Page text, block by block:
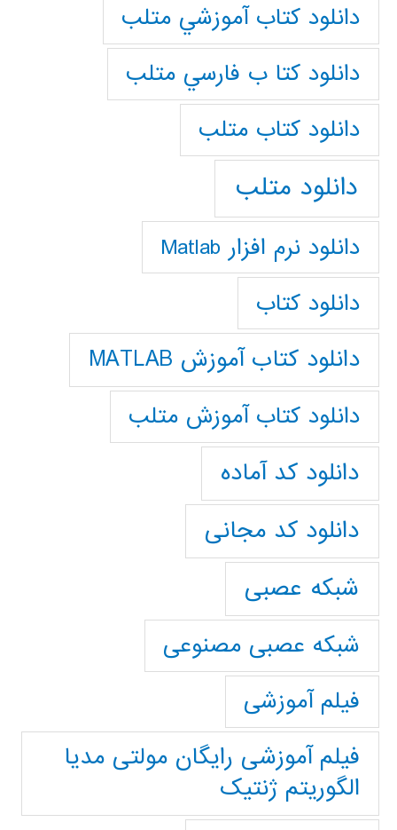
دانلود كتاب آموزشي متلب
دانلود كتا ب فارسي متلب
دانلود كتاب متلب
دانلود متلب
دانلود نرم افزار Matlab
دانلود کتاب
دانلود کتاب آموزش MATLAB
دانلود کتاب آموزش متلب
دانلود کد آماده
دانلود کد مجانی
شبکه عصبی
شبکه عصبی مصنوعی
فیلم آموزشی
فیلم آموزشی رایگان مولتی مدیا
الگوریتم ژنتیک